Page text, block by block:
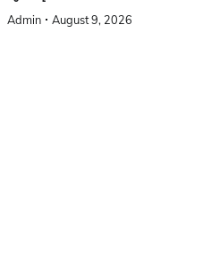
Admin August 9, 2026